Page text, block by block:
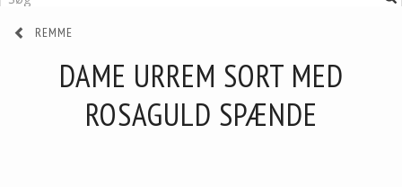
REMME
DAME URREM SORT MED
ROSAGULD SPÆNDE